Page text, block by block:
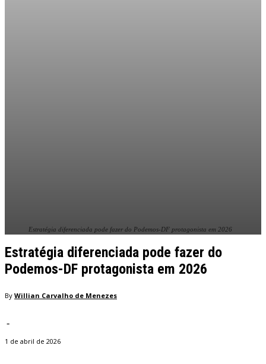
Estratégia diferenciada pode fazer do Podemos-DF protagonista em 2026
Estratégia diferenciada pode fazer do
Podemos-DF protagonista em 2026
By Willian Carvalho de Menezes
-
1 de abril de 2026